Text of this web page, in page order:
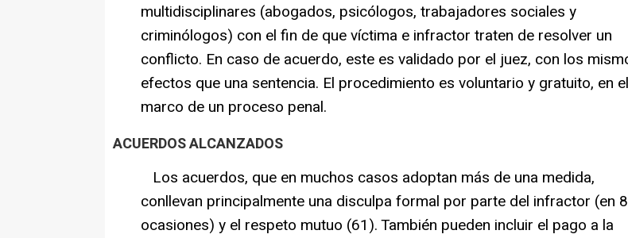
multidisciplinares (abogados, psicólogos, trabajadores sociales y
criminólogos) con el fin de que víctima e infractor traten de resolver un
conflicto. En caso de acuerdo, este es validado por el juez, con los
efectos que una sentencia. El procedimiento es voluntario y gratuito, en el
marco de un proceso penal.
ACUERDOS ALCANZADOS
Los acuerdos, que en muchos casos adoptan más de una medida,
conllevan principalmente una disculpa formal por parte del infractor (en
ocasiones) y el respeto mutuo (61). También pueden incluir el pago a la